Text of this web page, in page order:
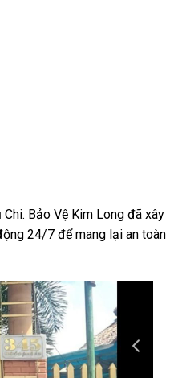
Bảo Vệ Kim Long đã xây
24/7 để mang lại an toàn